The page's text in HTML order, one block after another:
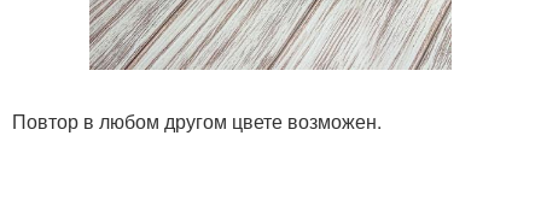
Повтор в любом другом цвете возможен.